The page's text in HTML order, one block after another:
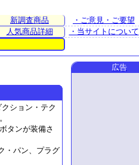
新調査商品
人気商品詳細
・ご意見・ご要望
・当サイトについて
ション・テク
タンが装備さ
・パン、プラグ
広告